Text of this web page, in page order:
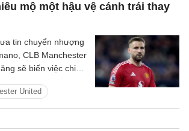
mộ một hậu vệ cánh trái thay
United
tin chuyển nhượng
CLB Manchester
sẽ biến việc chiêu
thị trường
năm nay.